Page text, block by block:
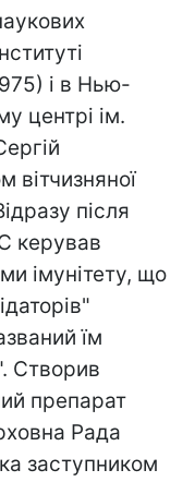
і в Нью-
центрі ім.
вітчизняної
після
керував
імунітету, що
їм
Створив
препарат
Рада
заступником